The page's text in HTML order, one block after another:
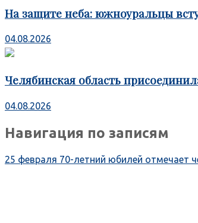
На защите неба: южноуральцы
04.08.2026
Челябинская область
04.08.2026
Навигация по записям
25 февраля 70-летний юбилей отмечает